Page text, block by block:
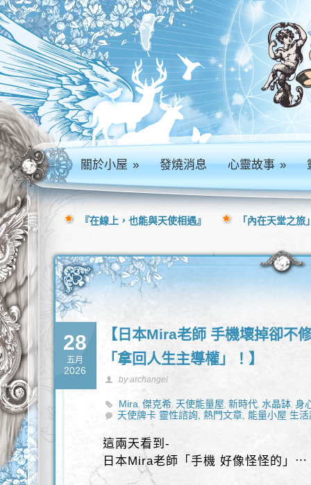
關於小屋» 發燒消息 心靈故事»
28
五月
2026
【日本Mira老師 手機壞掉卻不
「拿回人生主導權」！】
by archangel
Mira,傑克希, 天使能量屋,新時代,水晶缽,身
天使牌卡 靈性諮詢,熱門文章, 能量小屋 生
這兩天看到-
日本Mira老師「手機 好像怪怪的」⋯
『在線上，也能與天使相遇』 「內在天堂之